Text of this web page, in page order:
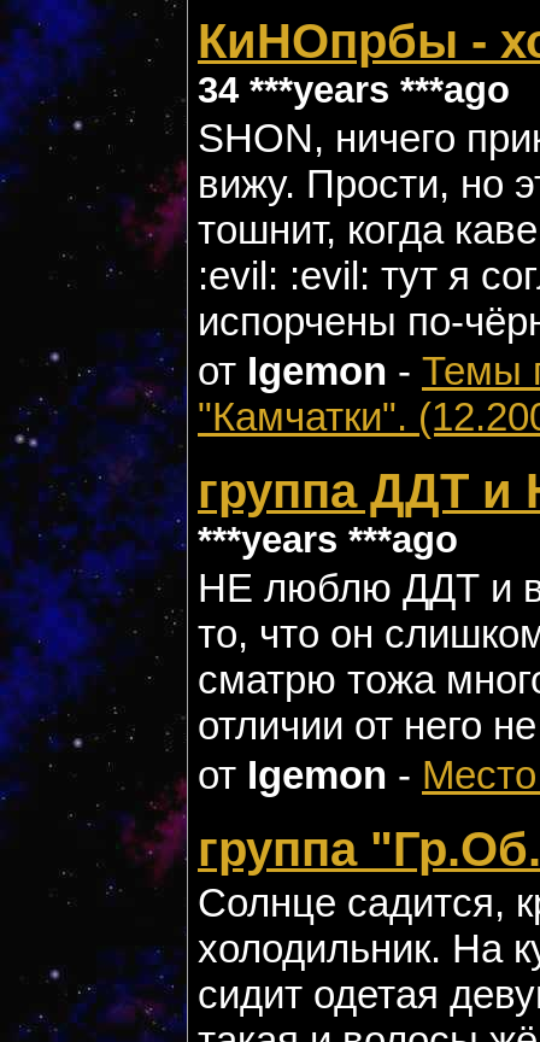
КиНОпрбы -
34 ***years ***ago
SHON, ничего
вижу. Прости, но
тошнит, когда
:evil: :evil: тут я
испорчены по-
от Igemon - Темы
"Камчатки".
группа ДДТ
***years ***ago
НЕ люблю ДДТ и в
то, что он
сматрю тожа
отличии от него
от Igemon -
группа
Солнце садится,
холодильник. На
сидит одетая